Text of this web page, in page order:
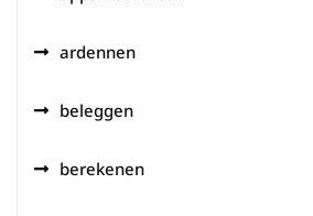
ardennen
beleggen
berekenen